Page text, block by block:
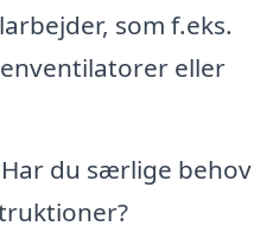
som f.eks.
eller
Har du særlige behov